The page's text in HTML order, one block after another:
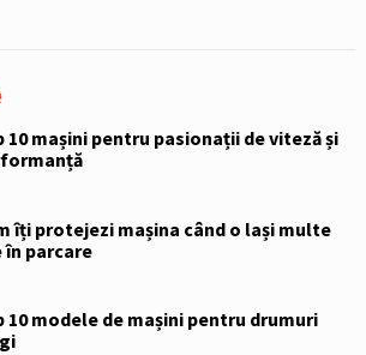
10 mașini pentru pasionații de viteză și
îți protejezi mașina când o lași multe
în parcare
10 modele de mașini pentru drumuri